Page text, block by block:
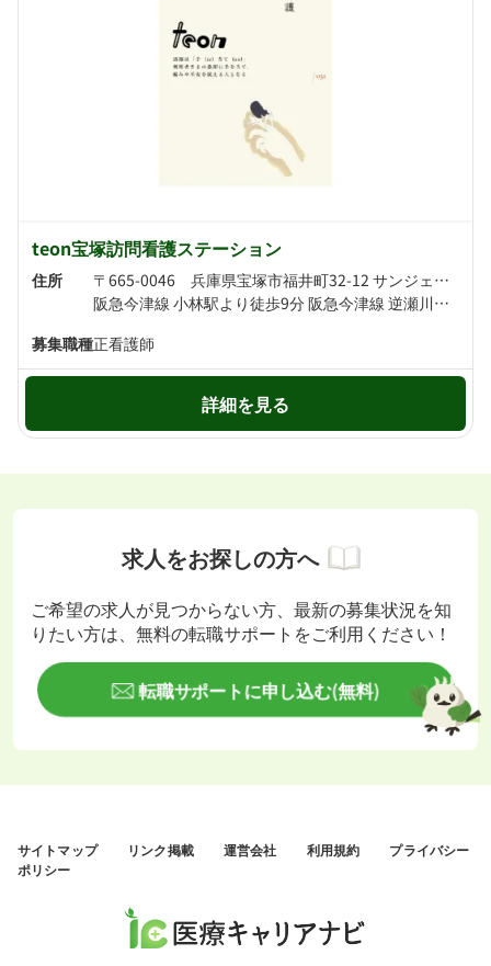
teon宝塚訪問看護ステーション
住所
〒665-0046 兵庫県宝塚市福井町32-12 サンジェラン603号
阪急今津線 小林駅より徒歩9分 阪急今津線 逆瀬川駅より徒歩12分
募集職種正看護師
詳細を見る
求人をお探しの方へ
ご希望の求人が見つからない方、最新の募集状況を知
りたい方は、無料の転職サポートをご利用ください！
転職サポートに申し込む(無料)
サイトマップ リンク掲載 運営会社 利用規約
プライバシー
ポリシー